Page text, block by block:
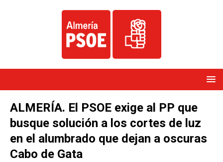
ALMERÍA. El PSOE exige al PP que
busque solución a los cortes de luz
en el alumbrado que dejan a oscuras
Cabo de Gata